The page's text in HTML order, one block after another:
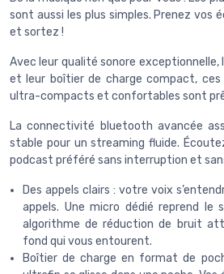
sont aussi les plus simples. Prenez vos
et sortez !
Avec leur qualité sonore exceptionnelle,
et leur boîtier de charge compact,
ultra-compacts et confortables sont
La connectivité bluetooth avancée
stable pour un streaming fluide.
podcast préféré sans interruption et
Des appels clairs : votre voix
appels. Une micro dédié reprend
algorithme de réduction de bruit
fond qui vous entourent.
Boîtier de charge en format de